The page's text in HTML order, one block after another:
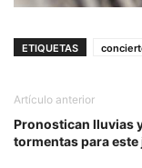
ETIQUETAS
Artículo anterior
Pronostican lluvias
tormentas para este